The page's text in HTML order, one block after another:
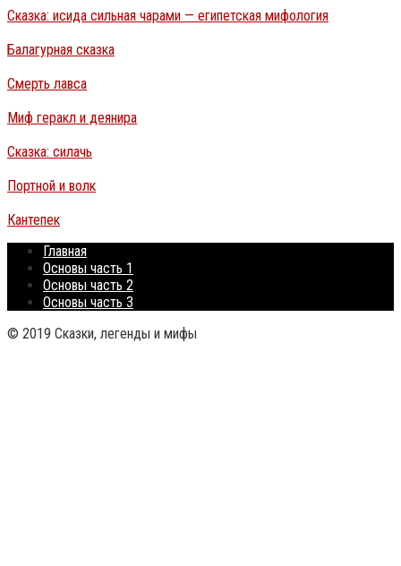
Сказка: исида сильная чарами — египетская мифология
Балагурная сказка
Смерть лавса
Миф геракл и деянира
Сказка: силачь
Портной и волк
Кантепек
Главная
Основы часть 1
Основы часть 2
Основы часть 3
© 2019 Сказки, легенды и мифы